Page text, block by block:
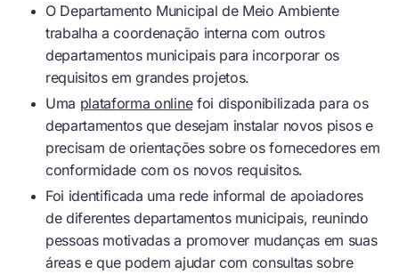
O Departamento Municipal de Meio Ambiente
trabalha a coordenação interna com outros
departamentos municipais para incorporar os
requisitos em grandes projetos.
Uma plataforma onlinefoi disponibilizada para os
departamentos que desejam instalar novos pisos e
precisam de orientações sobre os fornecedores em
conformidade com os novos requisitos.
Foi identificada uma rede informal de apoiadores
de diferentes departamentos municipais, reunindo
pessoas motivadas a promover mudanças em suas
áreas e que podem ajudar com consultas sobre